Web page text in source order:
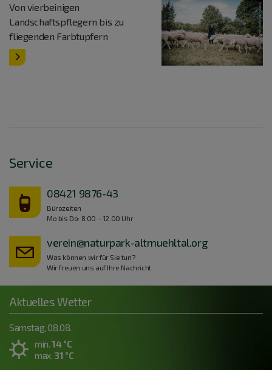
Von vierbeinigen
Landschaftspflegern bis zu
fliegenden Farbtupfern
Service
08421 9876-43
Bürozeiten
Mo bis Do: 8.00 – 12.00 Uhr
verein@naturpark-altmuehltal.org
Was können wir für Sie tun?
Wir freuen uns auf Ihre Nachricht.
Aktuelles Wetter
Samstag, 08.08.
min.14 °C
max. 31 °C